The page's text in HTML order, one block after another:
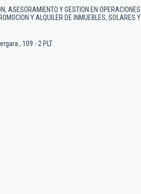
ASESORAMIENTO Y GESTION EN
Y ALQUILER DE INMUEBLES, SOLARES
, 109 - 2 PLT